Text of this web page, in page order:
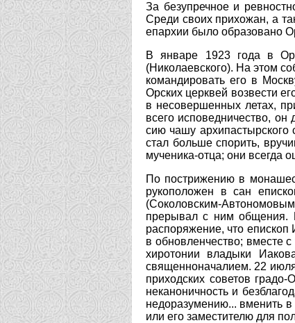
За безупречное и
Среди своих прихожан, а
епархии было образовано
В январе 1923 года в
(Николаевского). На этом
командировать его в
Орских церквей возвести
в несовершенных летах,
всего исповедничество,
сию чашу архипастырского
стал больше спорить,
мученика-отца; они
По пострижению в
рукоположен в сан
(Соколовским-
прерывал с ним общения.
распоряжение, что епископ
в обновленчество; вместе
хиротонии владыки
священноначалием. 22
приходских советов
неканоничность и
недоразумению... вменить
или его заместителю для